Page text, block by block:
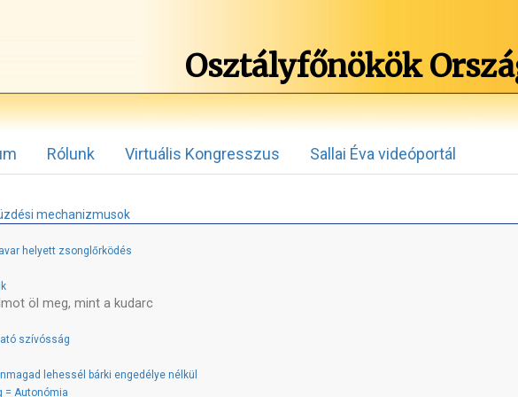
Osztályfőnökök
Rólunk Virtuális Kongresszus Sallai Éva videóportál
mechanizmusok
helyett zsonglőrködés
öl meg, mint a kudarc
szívósság
lehessél bárki engedélye nélkül
= Autonómia